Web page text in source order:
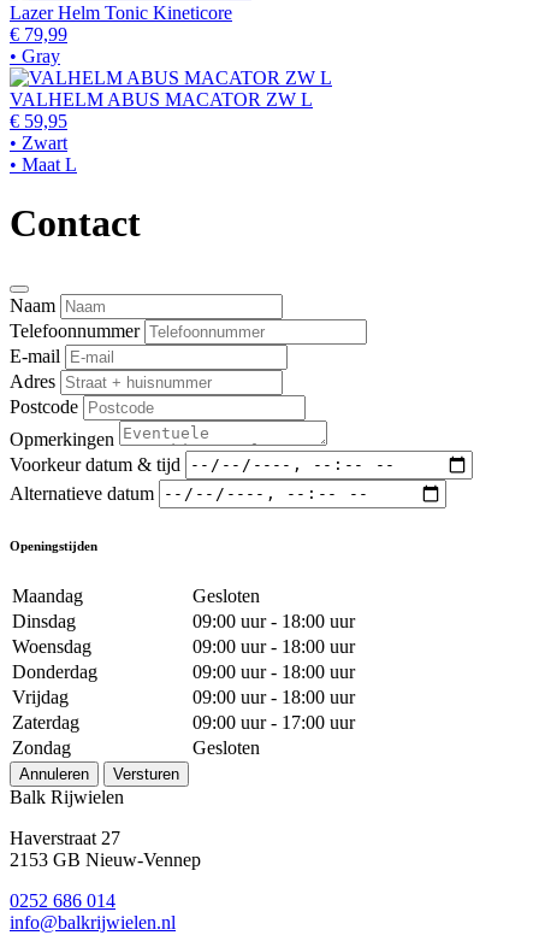
Lazer Helm Tonic Kineticore
€ 79,99
• Gray
VALHELM ABUS MACATOR ZW L
€ 59,95
• Zwart
• Maat L
Contact
Naam
Telefoonnummer
E-mail
Adres
Postcode
Opmerkingen
Voorkeur datum & tijd
Alternatieve datum
Openingstijden
Maandag
Gesloten
Dinsdag
09:00 uur - 18:00 uur
Woensdag
09:00 uur - 18:00 uur
Donderdag
09:00 uur - 18:00 uur
Vrijdag
09:00 uur - 18:00 uur
Zaterdag
09:00 uur - 17:00 uur
Zondag
Gesloten
Annuleren Versturen
Balk Rijwielen
Haverstraat 27
2153 GB Nieuw-Vennep
0252 686 014
info@balkrijwielen.nl